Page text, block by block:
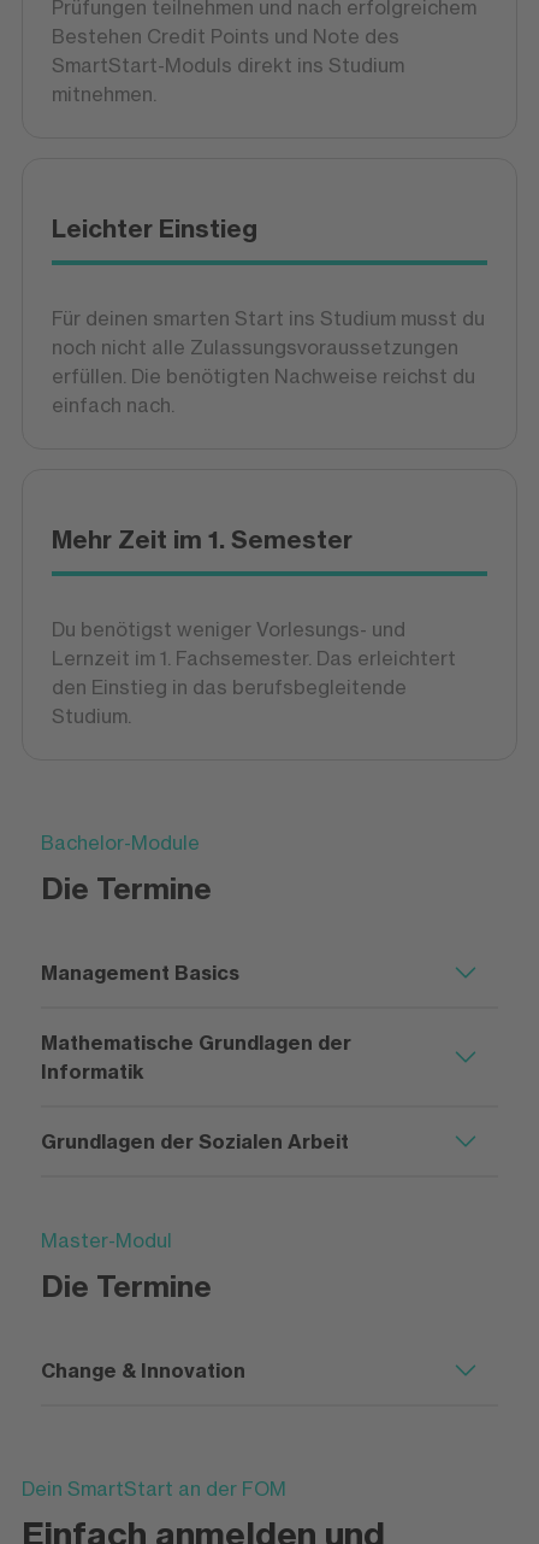
Prüfungen teilnehmen und nach erfolgreichem
Bestehen Credit Points und Note des
SmartStart-Moduls direkt ins Studium
mitnehmen.
Leichter Einstieg
Für deinen smarten Start ins Studium musst du
noch nicht alle Zulassungsvoraussetzungen
erfüllen. Die benötigten Nachweise reichst du
einfach nach.
Mehr Zeit im 1. Semester
Du benötigst weniger Vorlesungs- und
Lernzeit im 1. Fachsemester. Das erleichtert
den Einstieg in das berufsbegleitende
Studium.
Bachelor-Module
Die Termine
Management Basics
Mathematische Grundlagen der
Informatik
Grundlagen der Sozialen Arbeit
Master-Modul
Die Termine
Change & Innovation
Dein SmartStart an der FOM
Einfach anmelden und